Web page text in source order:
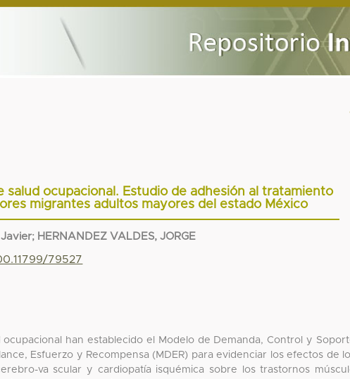
salud ocupacional. Estudio de adhesión al tratamiento
migrantes adultos mayores del estado México
; HERNANDEZ VALDES, JORGE
79527
ocupacional han establecido el Modelo de Demanda, Control y
Esfuerzo y Recompensa (MDER) para evidenciar los efectos de
va scular y cardiopatía isquémica sobre los trastornos